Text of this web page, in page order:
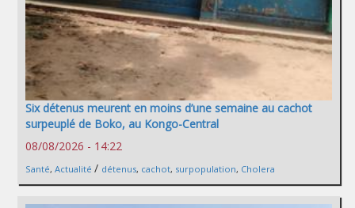
Six détenus meurent en moins d’une semaine au cachot
surpeuplé de Boko, au Kongo-Central
08/08/2026 - 14:22
Santé, Actualité / détenus, cachot, surpopulation, Cholera